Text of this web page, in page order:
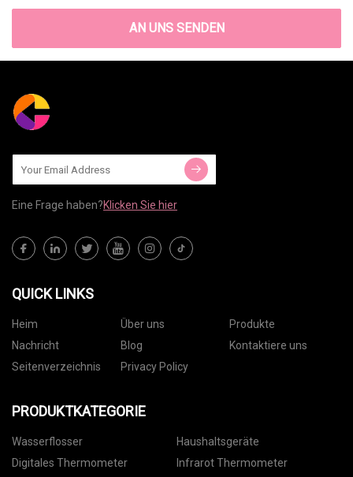
AN UNS SENDEN
Eine Frage haben?Klicken Sie hier
QUICK LINKS
Heim Über uns
Produkte
Nachricht
Blog
Kontaktiere uns
Seitenverzeichnis
Privacy Policy
PRODUKTKATEGORIE
Wasserflosser
Haushaltsgeräte
Digitales Thermometer
Infrarot Thermometer